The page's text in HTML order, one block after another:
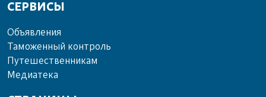
СЕРВИСЫ
Объ­яв­ле­ния
Та­мо­жен­ный кон­троль
Пу­те­шест­вен­ни­кам
Ме­диа­те­ка